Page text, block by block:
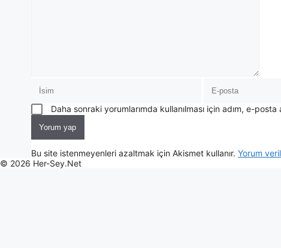
Daha sonraki yorumlarımda kullanılması için adım, e-
Bu site istenmeyenleri azaltmak için Akismet kullanır. Yorum
© 2026 Her-Sey.Net